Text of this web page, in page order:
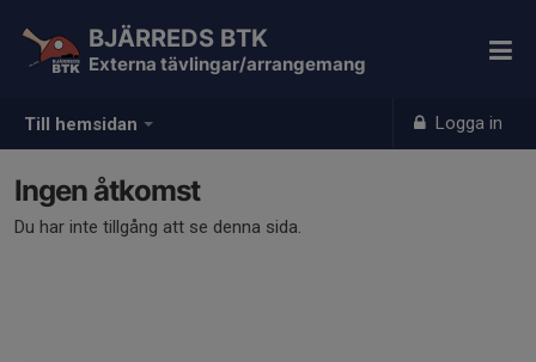
Till hemsidan Logga in
BJÄRREDS BTK
Externa tävlingar/arrangemang
Ingen åtkomst
Du har inte tillgång att se denna sida.